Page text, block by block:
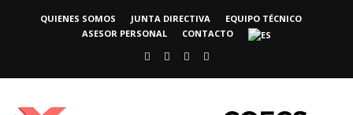
QUIENES SOMOS JUNTA DIRECTIVA
EQUIPO TÉCNICO
ASESOR PERSONAL
CONTACTO